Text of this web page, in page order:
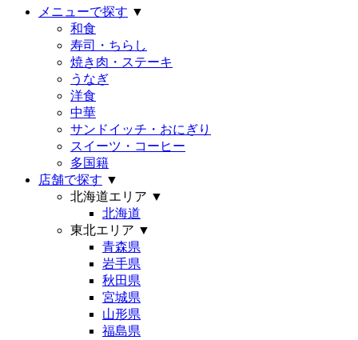
メニューで探す ▼
和食
寿司・ちらし
焼き肉・ステーキ
うなぎ
洋食
中華
サンドイッチ・おにぎり
スイーツ・コーヒー
多国籍
店舗で探す ▼
北海道エリア ▼
北海道
東北エリア ▼
青森県
岩手県
秋田県
宮城県
山形県
福島県